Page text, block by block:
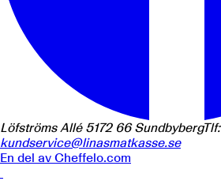
Löfströms Allé 5172 66 SundbybergTlf:
kundservice@linasmatkasse.se
En del av Cheffelo.com